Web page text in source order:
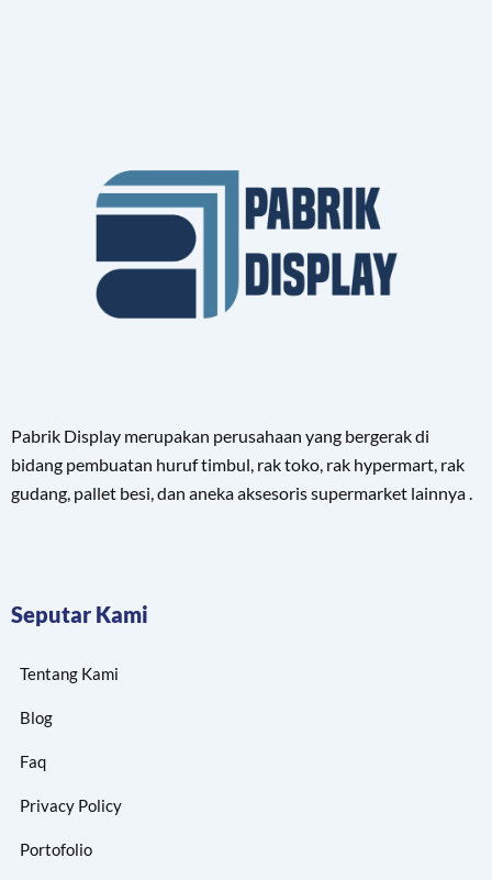
Pabrik Display merupakan perusahaan yang bergerak di
bidang pembuatan huruf timbul, rak toko, rak hypermart, rak
gudang, pallet besi, dan aneka aksesoris supermarket lainnya .
Seputar Kami
Tentang Kami
Blog
Faq
Privacy Policy
Portofolio